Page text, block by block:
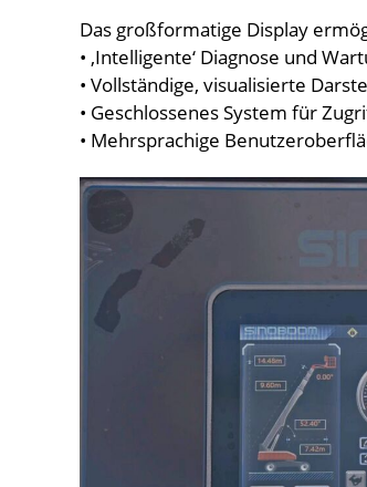
Das großformatige Display
• ‚Intelligente‘ Diagnose und
• Vollständige, visualisierte
• Geschlossenes System für
• Mehrsprachige